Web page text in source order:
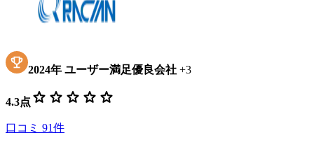
2024年 ユーザー満足優良会社 +3
4.3点 star star star star star
口コミ 91件